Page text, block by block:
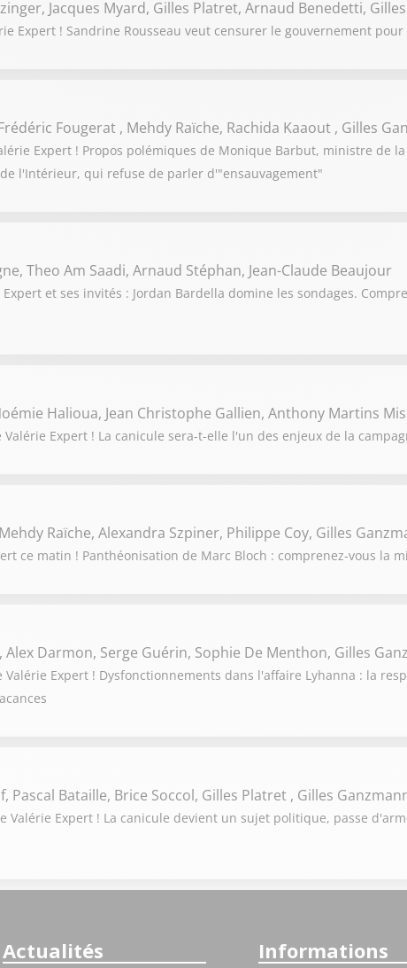
Jacques Myard, Gilles Platret, Arnaud Benedetti,
Expert ! Sandrine Rousseau veut censurer le gouvernement
Fougerat , Mehdy Raïche, Rachida Kaaout , Gilles
Expert ! Propos polémiques de Monique Barbut, ministre de
l'Intérieur, qui refuse de parler d'"ensauvagement"
Theo Am Saadi, Arnaud Stéphan, Jean-Claude Beaujour
et ses invités : Jordan Bardella domine les sondages.
Halioua, Jean Christophe Gallien, Anthony Martins
Expert ! La canicule sera-t-elle l'un des enjeux de la
Raïche, Alexandra Szpiner, Philippe Coy, Gilles
ce matin ! Panthéonisation de Marc Bloch : comprenez-vous la
Alex Darmon, Serge Guérin, Sophie De Menthon, Gilles
Expert ! Dysfonctionnements dans l'affaire Lyhanna : la
Pascal Bataille, Brice Soccol, Gilles Platret , Gilles
Valérie Expert ! La canicule devient un sujet politique, passe
Actualités Informations